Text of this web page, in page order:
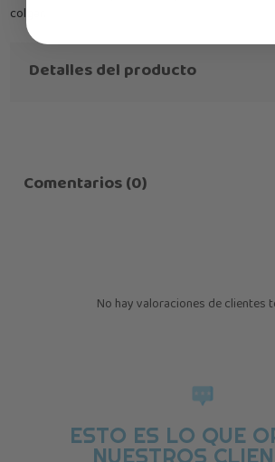
colgar.
Detalles del producto
Comentarios (0)
No hay valoraciones de clientes
ESTO ES LO QUE
NUESTROS